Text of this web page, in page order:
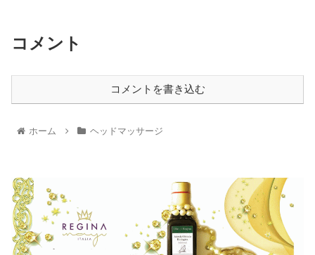
コメント
コメントを書き込む
ホーム ヘッドマッサージ